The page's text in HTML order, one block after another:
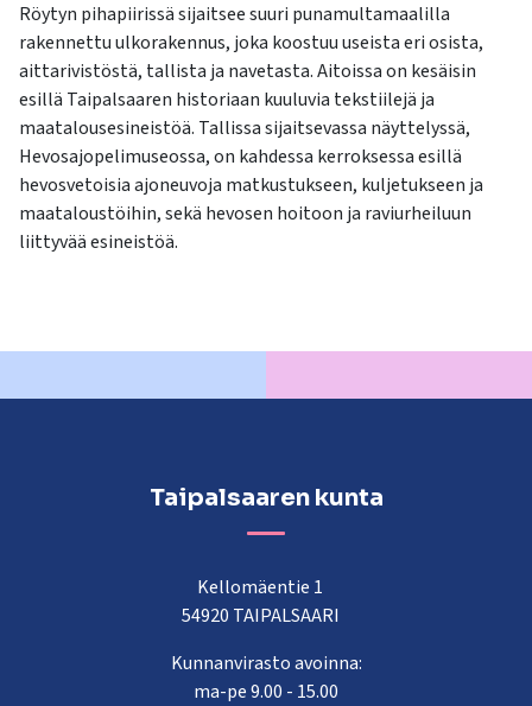
Röytyn pihapiirissä sijaitsee suuri punamultamaalilla
rakennettu ulkorakennus, joka koostuu useista eri osista,
aittarivistöstä, tallista ja navetasta. Aitoissa on kesäisin
esillä Taipalsaaren historiaan kuuluvia tekstiilejä ja
maatalousesineistöä. Tallissa sijaitsevassa näyttelyssä,
Hevosajopelimuseossa, on kahdessa kerroksessa esillä
hevosvetoisia ajoneuvoja matkustukseen, kuljetukseen ja
maataloustöihin, sekä hevosen hoitoon ja raviurheiluun
liittyvää esineistöä.
Taipalsaaren kunta
Kellomäentie 1
54920 TAIPALSAARI
Kunnanvirasto avoinna:
ma-pe 9.00 - 15.00